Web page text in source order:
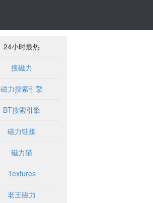
24小时最热
搜磁力
磁力搜索引擎
BT搜索引擎
磁力链接
磁力猫
Textures
老王磁力